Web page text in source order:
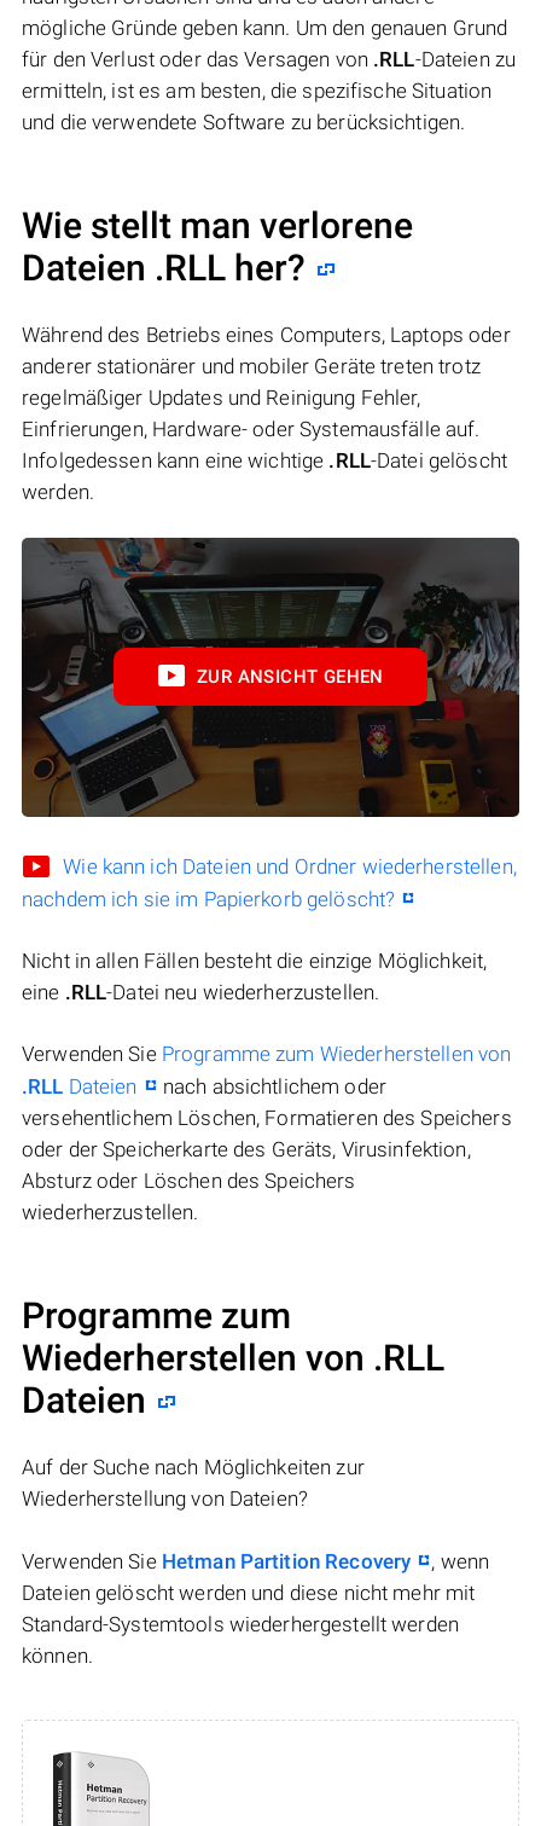
mögliche Gründe geben kann. Um den genauen Grund
für den Verlust oder das Versagen von .RLL-Dateien zu
ermitteln, ist es am besten, die spezifische Situation
und die verwendete Software zu berücksichtigen.
Wie stellt man verlorene
Dateien .RLL her?
Während des Betriebs eines Computers, Laptops oder
anderer stationärer und mobiler Geräte treten trotz
regelmäßiger Updates und Reinigung Fehler,
Einfrierungen, Hardware- oder Systemausfälle auf.
Infolgedessen kann eine wichtige .RLL-Datei gelöscht
werden.
ZUR ANSICHT GEHEN
Wie kann ich Dateien und Ordner wiederherstellen,
nachdem ich sie im Papierkorb gelöscht?
Nicht in allen Fällen besteht die einzige Möglichkeit,
eine .RLL-Datei neu wiederherzustellen.
Verwenden Sie Programme zum Wiederherstellen von
.RLL Dateien
nach absichtlichem oder
versehentlichem Löschen, Formatieren des Speichers
oder der Speicherkarte des Geräts, Virusinfektion,
Absturz oder Löschen des Speichers
wiederherzustellen.
Programme zum
Wiederherstellen von .RLL
Dateien
Auf der Suche nach Möglichkeiten zur
Wiederherstellung von Dateien?
Verwenden Sie Hetman Partition Recovery
, wenn
Dateien gelöscht werden und diese nicht mehr mit
Standard-Systemtools wiederhergestellt werden
können.